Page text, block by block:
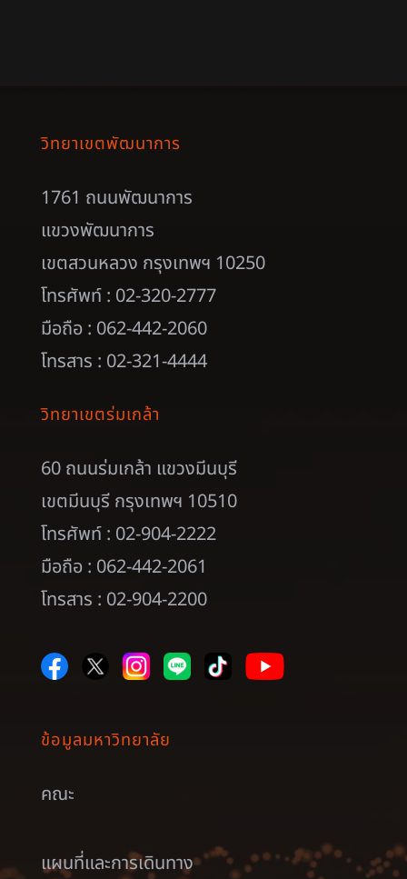
วิทยาเขตพัฒนาการ
1761 ถนนพัฒนาการ
แขวงพัฒนาการ
เขตสวนหลวง กรุงเทพฯ 10250
โทรศัพท์ : 02-320-2777
มือถือ : 062-442-2060
โทรสาร : 02-321-4444
วิทยาเขตร่มเกล้า
60 ถนนร่มเกล้า แขวงมีนบุรี
เขตมีนบุรี กรุงเทพฯ 10510
โทรศัพท์ : 02-904-2222
มือถือ : 062-442-2061
โทรสาร : 02-904-2200
ข้อมูลมหาวิทยาลัย
คณะ
แผนที่และการเดินทาง